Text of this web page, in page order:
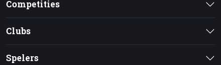
Competities
Clubs
Spelers